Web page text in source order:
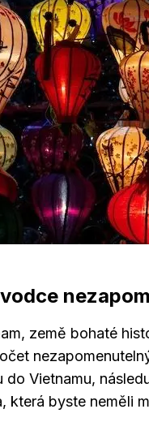
země bohaté
do Vietnamu,
která byste neměli